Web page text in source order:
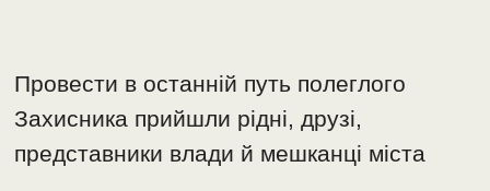
Провести в останній путь полеглого
Захисника прийшли рідні, друзі,
представники влади й мешканці міста